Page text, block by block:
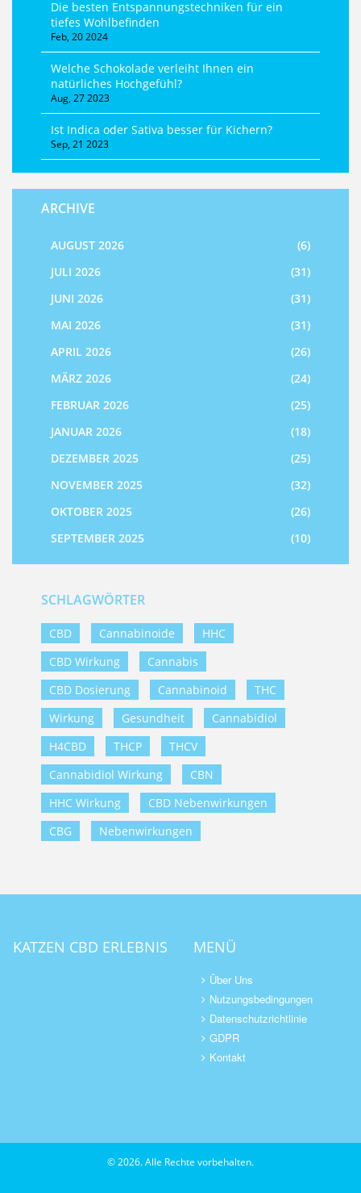
Die besten Entspannungstechniken für ein
tiefes Wohlbefinden
Feb, 20 2024
Welche Schokolade verleiht Ihnen ein
natürliches Hochgefühl?
Aug, 27 2023
Ist Indica oder Sativa besser für Kichern?
Sep, 21 2023
ARCHIVE
AUGUST 2026
(6)
JULI 2026
(31)
JUNI 2026
(31)
MAI 2026
(31)
APRIL 2026
(26)
MÄRZ 2026
(24)
FEBRUAR 2026
(25)
JANUAR 2026
(18)
DEZEMBER 2025
(25)
NOVEMBER 2025
(32)
OKTOBER 2025
(26)
SEPTEMBER 2025
(10)
SCHLAGWÖRTER
CBD Cannabinoide
HHC
CBD Wirkung
Cannabis
CBD Dosierung
Cannabinoid
THC
Wirkung
Gesundheit
Cannabidiol
H4CBD
THCP
THCV
Cannabidiol Wirkung
CBN
HHC Wirkung
CBD Nebenwirkungen
CBG
Nebenwirkungen
KATZEN CBD ERLEBNIS MENÜ
Über Uns
Nutzungsbedingungen
Datenschutzrichtlinie
GDPR
Kontakt
© 2026. Alle Rechte vorbehalten.